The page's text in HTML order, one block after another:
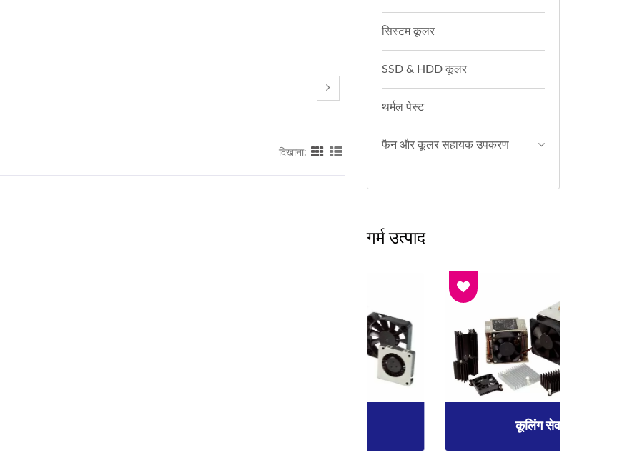
दिखाना:
सिस्टम कूलर
SSD & HDD कूलर
थर्मल पेस्ट
फैन और कूलर सहायक उपकरण
गर्म उत्पाद